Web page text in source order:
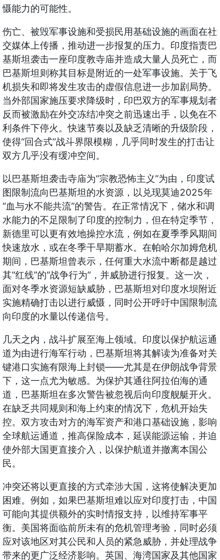
慑能力的可能性。
伤亡、被毁军事设施和受损民用基础设施的画面在社
交媒体上传播，推动进一步报复的压力。印度指责巴
基斯坦袭击一座印度教寺庙并造成大量人员死亡，而
巴基斯坦则称其目标是附近的一处军事设施。关于飞
机损失和即将发生攻击的虚假信息进一步加剧局势。
当外部国家施压要求降级时，印巴双方的军事规划者
反而被激励在外交冻结冲突之前迅速出手，以免在不
利条件下停火。快速节奏以及缺乏清晰的升级阶段，
使得“回合式”战斗界限模糊，几乎同时发生的打击让
双方几乎没有缓冲空间。
以巴基斯坦袭击寺庙为“宗教恐怖主义”为由，印度试
图限制流向巴基斯坦的水资源，以兑现莫迪2025年
“血与水不能共流”的警告。在正常情况下，储水和调
水能力的不足限制了印度的控制力，但在特定季节，
新德里可以更有效地操控水流，例如在夏季季风期间
快速放水，或在冬季干旱期蓄水。在帕哈尔加姆危机
期间，巴基斯坦曾表示，任何重大水流中断都是越过
其“红线”的“战争行为”，并威胁进行报复。这一次，
面对冬季水资源短缺威胁，巴基斯坦对印度水坝附近
实施精确打击以进行威慑，同时公开呼吁中国限制流
向印度的水量以传递信号。
几天之内，战斗扩展至海上领域。印度以保护航运通
道为由进行海军行动，巴基斯坦将其解读为准备对关
键港口实施有限海上封锁——尤其是在伊朗战争背景
下，这一点尤为敏感。为保护其通往阿拉伯海的通
道，巴基斯坦在多次警告被忽视后向印度舰艇开火。
在缺乏共同规则和海上约束的情况下，危机开始失
控。双方攻击对方的海军资产和港口基础设施，影响
全球航运通道，推高保险成本，延误能源运输，并迫
使外部大国更直接介入，以保护航道并撤离本国公
民。
冲突还将以更直接的方式牵涉大国，这将使解决更加
困难。例如，如果巴基斯坦难以应对印度打击，中国
可能向其提供额外的实时情报支持，以维持军事平
衡。美国将面临前所未有的危机管理考验，同时必须
应对该地区对其公民和人员的紧急威胁，并处理战争
带来的更广泛经济影响。英国、海湾国家及其他国家